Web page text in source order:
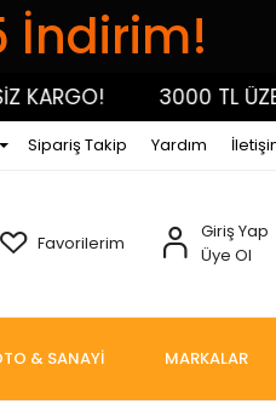
İndirim!
3000 TL ÜZERİ
Sipariş Takip Yardım
Favorilerim
Giriş Yap
Üye Ol
& SANAYİ MARKALAR